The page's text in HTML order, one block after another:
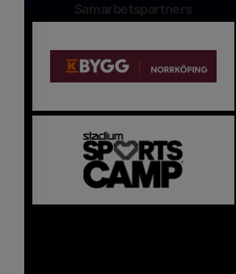
Samarbetspartners